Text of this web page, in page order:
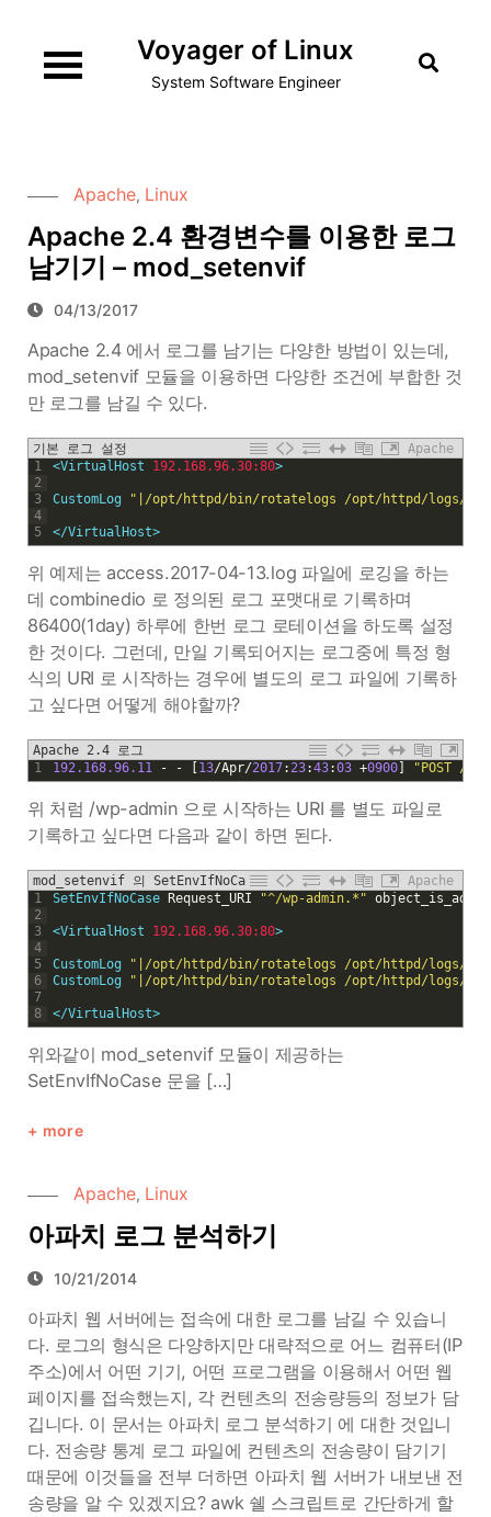
content
Voyager of Linux
System Software Engineer
Apache, Linux
Apache 2.4 환경변수를 이용한 로그
남기기 – mod_setenvif
04/13/2017
Apache 2.4 에서 로그를 남기는 다양한 방법이 있는데,
mod_setenvif 모듈을 이용하면 다양한 조건에 부합한 것
만 로그를 남길 수 있다.
기본 로그 설정
Apache
1
2
3
4
5
<VirtualHost 192.168.96.30:80>
CustomLog "|/opt/httpd/bin/rotatelogs /opt/httpd/logs/
</VirtualHost>
위 예제는 access.2017-04-13.log 파일에 로깅을 하는
데 combinedio 로 정의된 로그 포맷대로 기록하며
86400(1day) 하루에 한번 로그 로테이션을 하도록 설정
한 것이다. 그런데, 만일 기록되어지는 로그중에 특정 형
식의 URI 로 시작하는 경우에 별도의 로그 파일에 기록하
고 싶다면 어떻게 해야할까?
Apache 2.4 로그
1
192.168.96.11 - - 13/Apr/2017:23:43:03 +0900 "POST /
위 처럼 /wp-admin 으로 시작하는 URI 를 별도 파일로
기록하고 싶다면 다음과 같이 하면 된다.
mod_setenvif 의 SetEnvIfNoCase 문
Apache
1
2
3
4
5
6
7
8
SetEnvIfNoCase Request_URI "^/wp-admin.*" object_is_admin
<VirtualHost 192.168.96.30:80>
CustomLog
"|/opt/httpd/bin/rotatelogs /opt/httpd/logs/
CustomLog
"|/opt/httpd/bin/rotatelogs /opt/httpd/logs/
</VirtualHost>
위와같이 mod_setenvif 모듈이 제공하는
SetEnvIfNoCase 문을 […]
more
Apache, Linux
아파치 로그 분석하기
10/21/2014
아파치 웹 서버에는 접속에 대한 로그를 남길 수 있습니
다. 로그의 형식은 다양하지만 대략적으로 어느 컴퓨터(IP
주소)에서 어떤 기기, 어떤 프로그램을 이용해서 어떤 웹
페이지를 접속했는지, 각 컨텐츠의 전송량등의 정보가 담
깁니다. 이 문서는 아파치 로그 분석하기 에 대한 것입니
다. 전송량 통계 로그 파일에 컨텐츠의 전송량이 담기기
때문에 이것들을 전부 더하면 아파치 웹 서버가 내보낸 전
송량을 알 수 있겠지요? awk 쉘 스크립트로 간단하게 할